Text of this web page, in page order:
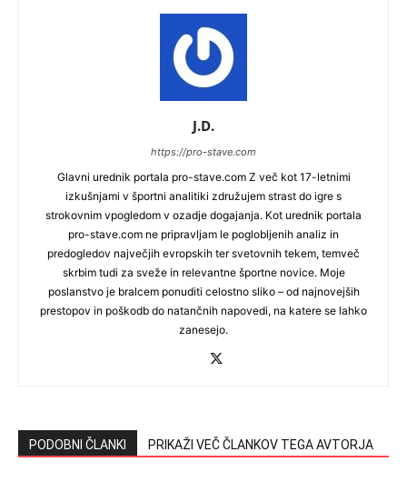
J.D.
https://pro-stave.com
Glavni urednik portala pro-stave.com Z več kot 17-letnimi
izkušnjami v športni analitiki združujem strast do igre s
strokovnim vpogledom v ozadje dogajanja. Kot urednik portala
pro-stave.com ne pripravljam le poglobljenih analiz in
predogledov največjih evropskih ter svetovnih tekem, temveč
skrbim tudi za sveže in relevantne športne novice. Moje
poslanstvo je bralcem ponuditi celostno sliko – od najnovejših
prestopov in poškodb do natančnih napovedi, na katere se lahko
zanesejo.
PODOBNI ČLANKI PRIKAŽI VEČ ČLANKOV TEGA AVTORJA